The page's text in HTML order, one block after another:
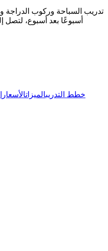
خطط التدريبالميزاتالأسعار